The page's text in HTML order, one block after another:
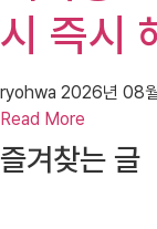
시 즉시
ryohwa 2026년 08
Read More
즐겨찾는 글